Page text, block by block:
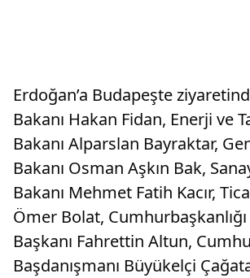
Erdoğan’a Budapeşte
Bakanı Hakan Fidan, Enerji ve
Bakanı Alparslan Bayraktar,
Bakanı Osman Aşkın Bak,
Bakanı Mehmet Fatih Kacır,
Ömer Bolat,
Başkanı Fahrettin Altun,
Başdanışmanı Büyükelçi